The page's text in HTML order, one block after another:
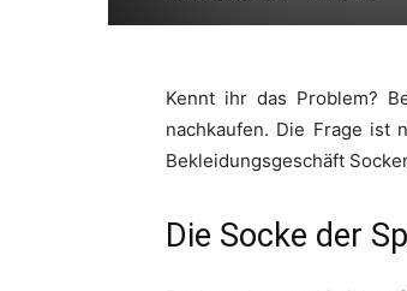
Kennt ihr das Problem?
nachkaufen. Die Frage ist
Bekleidungsgeschäft
Die Socke der